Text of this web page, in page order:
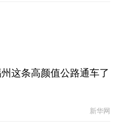
这条高颜值公路通车了
新华网